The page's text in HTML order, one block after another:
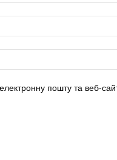
пошту та веб-